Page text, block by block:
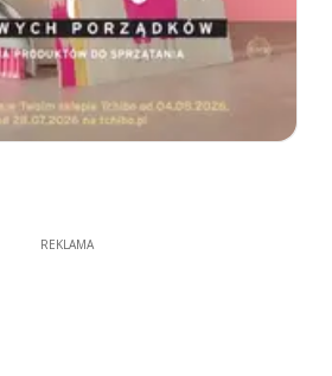
REKLAMA